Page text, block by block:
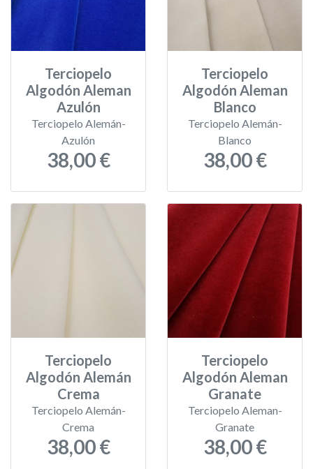
Terciopelo
Algodón Aleman
Azulón
Terciopelo Alemán-
Azulón
38,00 €
Terciopelo
Algodón Aleman
Blanco
Terciopelo Alemán-
Blanco
38,00 €
Terciopelo
Algodón Alemán
Crema
Terciopelo Alemán-
Crema
38,00 €
Terciopelo
Algodón Aleman
Granate
Terciopelo Aleman-
Granate
38,00 €